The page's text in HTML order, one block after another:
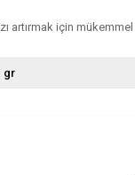
artırmak için
gr